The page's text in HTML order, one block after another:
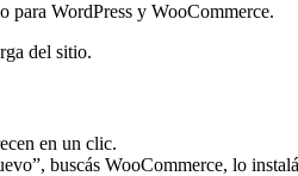
para WordPress y WooCommerce.
del sitio.
en un clic.
buscás WooCommerce, lo